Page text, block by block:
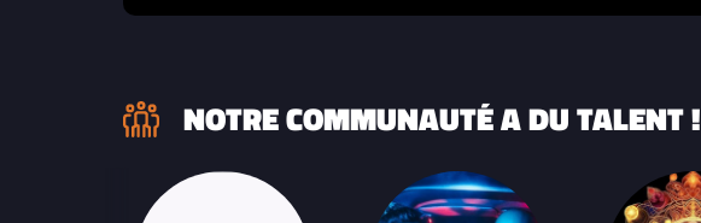
NOTRE COMMUNAUTÉ A DU TALENT !